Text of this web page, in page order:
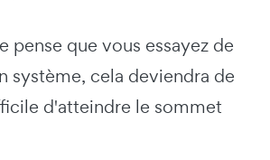
pense que vous essayez de
système, cela deviendra de
d'atteindre le sommet